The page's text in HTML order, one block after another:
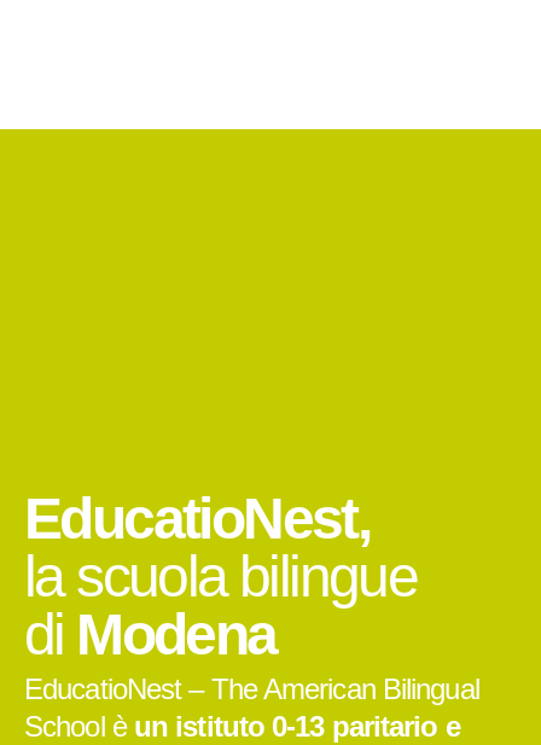
EducatioNest,
la scuola bilingue
di Modena
EducatioNest – The American Bilingual
School è un istituto 0-13 paritario e